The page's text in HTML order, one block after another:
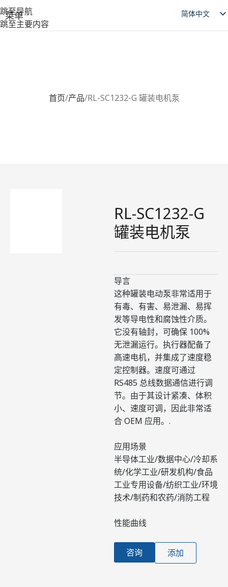
跳至导航
跳至主要内容
菜单
简体中文
English
首页 产品 RL-SC1232-G 罐装电机泵
RL-SC1232-G
罐装电机泵
导言
这种罐装电动泵非常适用于
有毒、有害、易泄漏、易挥
发等导电性和腐蚀性介质。
它没有轴封，可确保 100%
无泄漏运行。执行器配备了
高速电机，并集成了速度稳
定控制器。速度可通过
RS485 总线数据通信进行调
节。由于其设计紧凑、体积
小、速度可调，因此非常适
合 OEM 应用。.
应用场景
半导体工业/数据中心/冷却系
统/化学工业/研发机构/食品
工业专用设备/纺织工业/环境
技术/制药和农药/消防工程
性能曲线
咨询 添加